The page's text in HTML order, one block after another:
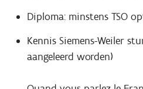
Diploma: minstens TSO
Kennis Siemens-Weiler
aangeleerd worden)